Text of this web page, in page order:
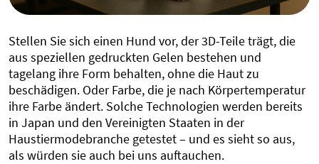
Stellen Sie sich einen Hund vor, der 3D-Teile trägt, die
aus speziellen gedruckten Gelen bestehen und
tagelang ihre Form behalten, ohne die Haut zu
beschädigen. Oder Farbe, die je nach Körpertemperatur
ihre Farbe ändert. Solche Technologien werden bereits
in Japan und den Vereinigten Staaten in der
Haustiermodebranche getestet – und es sieht so aus,
als würden sie auch bei uns auftauchen.